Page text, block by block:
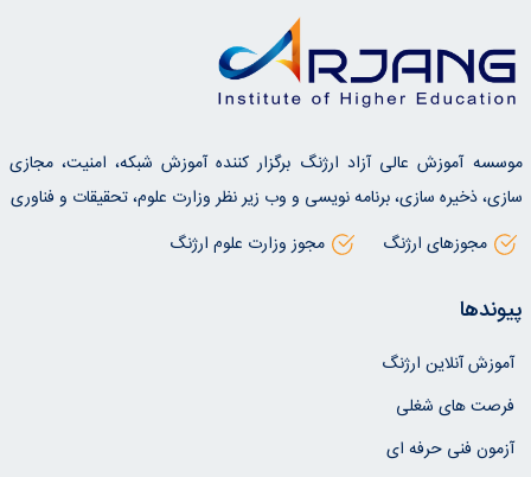
موسسه آموزش عالی آزاد ارژنگ برگزار کننده آموزش شبکه، امنیت، مجازی
سازی، ذخیره سازی، برنامه نویسی و وب زیر نظر وزارت علوم، تحقیقات و فناوری
مجوزهای ارژنگ
مجوز وزارت علوم ارژنگ
پیوندها
آموزش آنلاین ارژنگ
فرصت های شغلی
آزمون فنی حرفه ای